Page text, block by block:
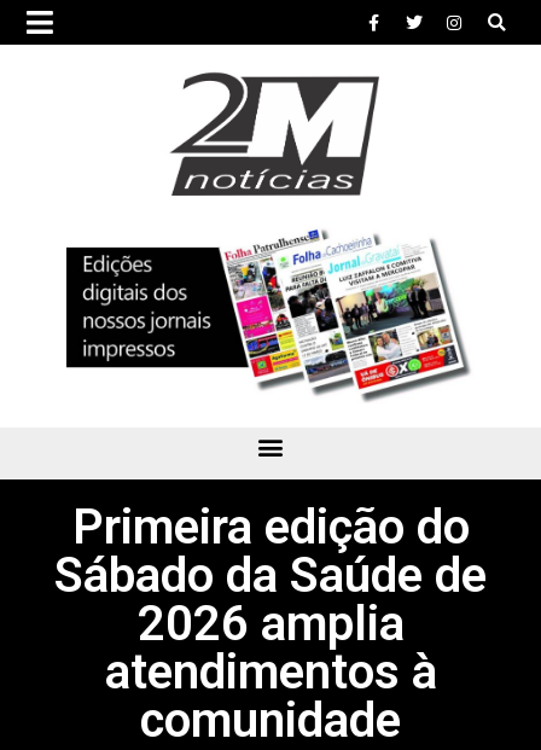
Primeira edição do
Sábado da Saúde de
2026 amplia
atendimentos à
comunidade